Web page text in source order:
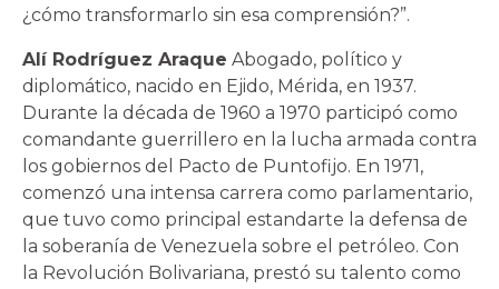
¿cómo transformarlo sin esa comprensión?”.
Alí Rodríguez Araque Abogado, político y
diplomático, nacido en Ejido, Mérida, en 1937.
Durante la década de 1960 a 1970 participó como
comandante guerrillero en la lucha armada contra
los gobiernos del Pacto de Puntofijo. En 1971,
comenzó una intensa carrera como parlamentario,
que tuvo como principal estandarte la defensa de
la soberanía de Venezuela sobre el petróleo. Con
la Revolución Bolivariana, prestó su talento como